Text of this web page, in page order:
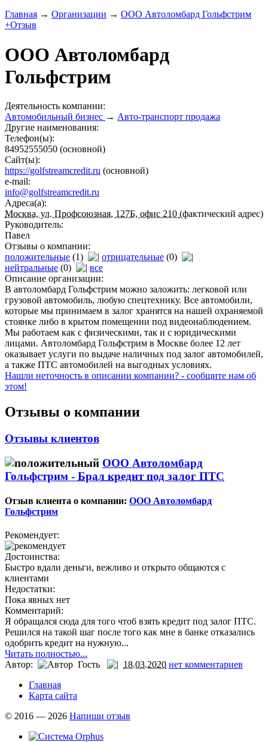
Главная → Организации → ООО Автоломбард Гольфстрим
+Отзыв
ООО Автоломбард
Гольфстрим
Деятельность компании:
Автомобильный бизнес → Авто-транспорт продажа
Другие наименования:
Телефон(ы):
84952555050 (основной)
Сайт(ы):
https://golfstreamcredit.ru (основной)
e-mail:
info@golfstreamcredit.ru
Адреса(а):
Москва, ул. Профсоюзная, 127Б, офис 210 (фактический адрес)
Руководитель:
Павел
Отзывы о компании:
положительные (1) отрицательные (0)
нейтральные (0)
все
Описание организации:
В автоломбард Гольфстрим можно заложить: легковой или
грузовой автомобиль, любую спецтехнику. Все автомобили,
которые мы принимаем в залог хранятся на нашей охраняемой
стоянке либо в крытом помещении под видеонаблюдением.
Мы работаем как с физическими, так и с юридическими
лицами. Автоломбард Гольфстрим в Москве более 12 лет
оказывает услуги по выдаче наличных под залог автомобилей,
а также ПТС автомобилей на выгодных условиях.
Нашли неточность в описании компании? - сообщите нам об
этом!
Отзывы о компании
Отзывы клиентов
ООО Автоломбард
Гольфстрим - Брал кредит под залог ПТС
Отзыв клиента о компании: ООО Автоломбард
Гольфстрим
Рекомендует:
Достоинства:
Быстро вдали деньги, вежливо и открыто общаются с
клиентами
Недостатки:
Пока явных нет
Комментарий:
Я обращался сюда для того чтоб взять кредит под залог ПТС.
Решился на такой шаг после того как мне в банке отказались
одобрить кредит на нужную...
Читать полностью...
Автор:
Гость 18.03.2020 нет комментариев
Главная
Карта сайта
© 2016 — 2026 Напиши отзыв